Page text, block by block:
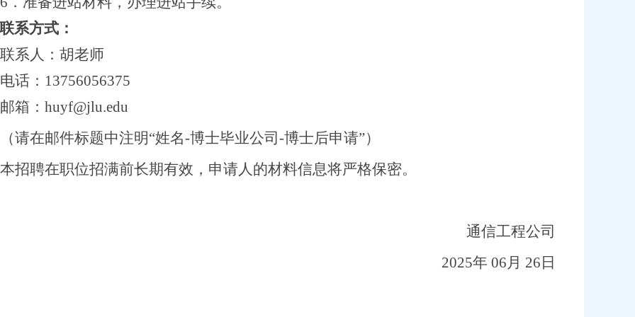
系方式：
联系人： 胡老师
电话： 13756056375
邮箱： huyf@jlu.edu
（请在邮件标题中注明“姓名-博士毕业公司 -博士后申请”）
本招聘在职位招满前长期有效，申请人的材料信息将严格保密。
通信工程公司
2025年 06月 26 日